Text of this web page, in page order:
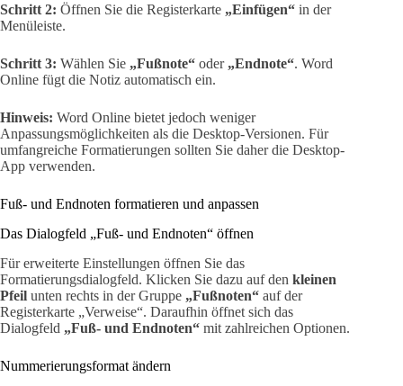
Schritt 2: Öffnen Sie die Registerkarte „Einfügen“ in der
Menüleiste.
Schritt 3: Wählen Sie „Fußnote“ oder „Endnote“. Word
Online fügt die Notiz automatisch ein.
Hinweis: Word Online bietet jedoch weniger
Anpassungsmöglichkeiten als die Desktop-Versionen. Für
umfangreiche Formatierungen sollten Sie daher die Desktop-
App verwenden.
Fuß- und Endnoten formatieren und anpassen
Das Dialogfeld „Fuß- und Endnoten“ öffnen
Für erweiterte Einstellungen öffnen Sie das
Formatierungsdialogfeld. Klicken Sie dazu auf den kleinen
Pfeil unten rechts in der Gruppe „Fußnoten“ auf der
Registerkarte „Verweise“. Daraufhin öffnet sich das
Dialogfeld „Fuß- und Endnoten“ mit zahlreichen Optionen.
Nummerierungsformat ändern